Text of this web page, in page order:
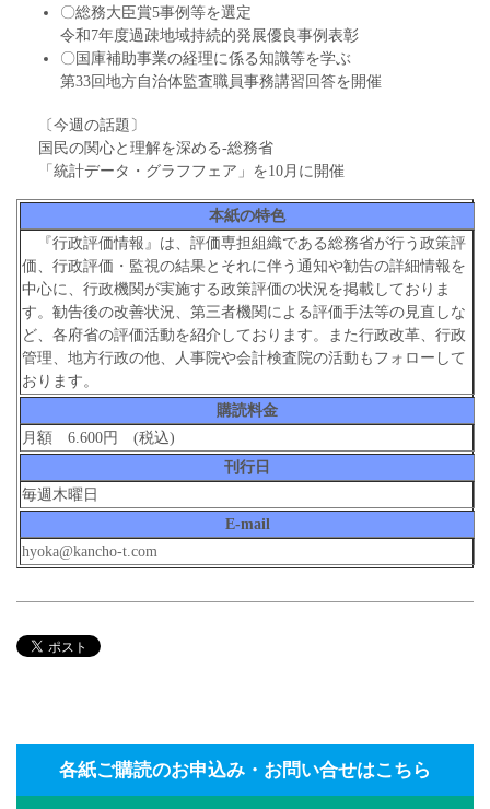
〇総務大臣賞5事例等を選定
令和7年度過疎地域持続的発展優良事例表彰
〇国庫補助事業の経理に係る知識等を学ぶ
第33回地方自治体監査職員事務講習回答を開催
〔今週の話題〕
国民の関心と理解を深める-総務省
「統計データ・グラフフェア」を10月に開催
本紙の特色
『行政評価情報』は、評価専担組織である総務省が行う政策評
価、行政評価・監視の結果とそれに伴う通知や勧告の詳細情報を
中心に、行政機関が実施する政策評価の状況を掲載しておりま
す。勧告後の改善状況、第三者機関による評価手法等の見直しな
ど、各府省の評価活動を紹介しております。また行政改革、行政
管理、地方行政の他、人事院や会計検査院の活動もフォローして
おります。
購読料金
月額 6.600円 (税込)
刊行日
毎週木曜日
E-mail
hyoka@kancho-t.com
各紙ご購読のお申込み・お問い合せはこちら